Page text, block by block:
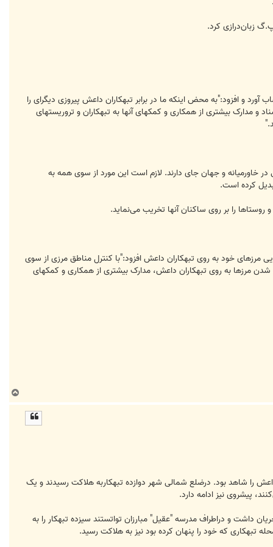
زبان‌درازی کرد.
و افزود:"بە محض اینکە ما در برابر تبهکاران داعش پیروزی دیگرای را
و مدارک بیشتری از همکاری و کمکهای آنها بە تبهکاران و تروریستهای
خاورمیانە و جهان جای دارند. لازم است این مورد از سوی همە بە
کردە است.
را بر روی ساکنان آنها تخریب می‌نماید.
مرزهای خود بە روی تبهکاران داعش افزود:"با کنترل مناطق مرزی از سوی
شدن مرزها بە روی تبهکاران داعش، مدارک بیشتری از همکاری و کمکهای
ا
را شاهد بود. درضلع شمالی شهر دوازده تبهکاربه هلاکت رسیدند و یک
پیشروی نیز ادامه دارد.
داشت و دراطراف مدرسه "عقیل" مبارزان تواتستند سیزده تبهکار را به
تبهکاری که خود را پنهان کرده بود نیز به هلاکت رسید.